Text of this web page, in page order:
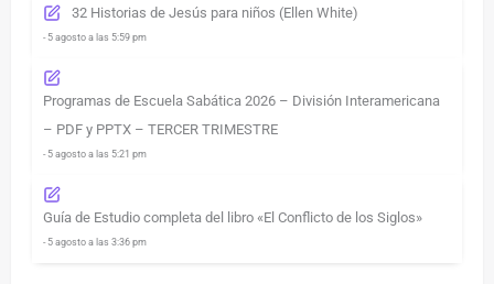
32 Historias de Jesús para niños (Ellen White)
- 5 agosto a las 5:59 pm
Programas de Escuela Sabática 2026 – División Interamericana
– PDF y PPTX – TERCER TRIMESTRE
- 5 agosto a las 5:21 pm
Guía de Estudio completa del libro «El Conflicto de los Siglos»
- 5 agosto a las 3:36 pm